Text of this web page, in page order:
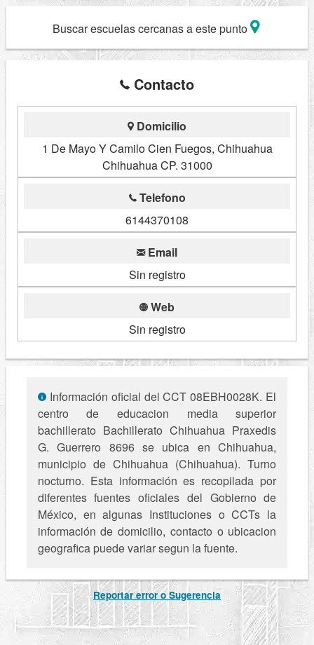
Buscar escuelas cercanas a este punto
Contacto
Domicilio
1 De Mayo Y Camilo Cien Fuegos, Chihuahua
Chihuahua CP. 31000
Telefono
6144370108
Email
Sin registro
Web
Sin registro
Información oficial del CCT 08EBH0028K. El
centro de educacion media superior
bachillerato Bachillerato Chihuahua Praxedis
G. Guerrero 8696 se ubica en Chihuahua,
municipio de Chihuahua (Chihuahua). Turno
nocturno. Esta información es recopilada por
diferentes fuentes oficiales del Gobierno de
México, en algunas Instituciones o CCTs la
información de domicilio, contacto o ubicacion
geografica puede variar segun la fuente.
Reportar error o Sugerencia